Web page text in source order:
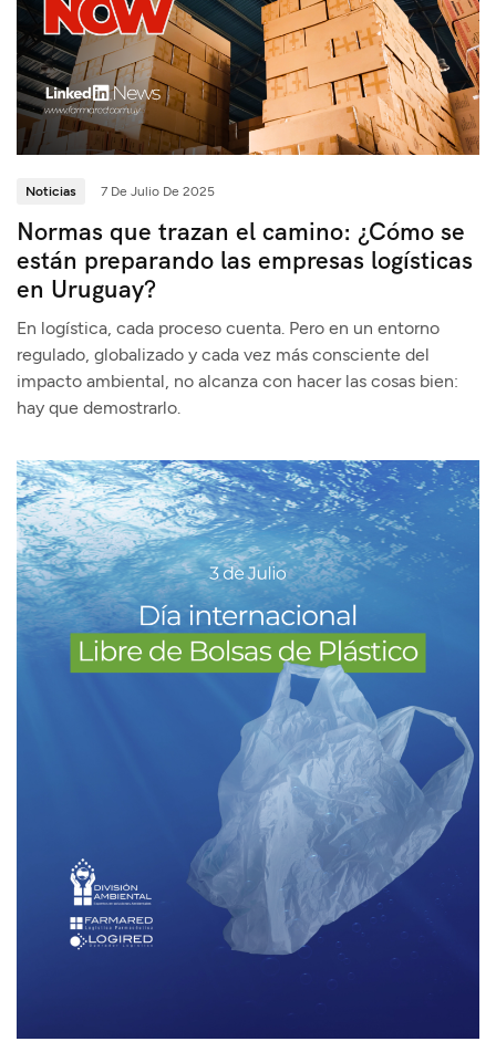
Noticias 7 De Julio De 2025
Normas que trazan el camino: ¿Cómo se
están preparando las empresas logísticas
en Uruguay?
En logística, cada proceso cuenta. Pero en un entorno
regulado, globalizado y cada vez más consciente del
impacto ambiental, no alcanza con hacer las cosas bien:
hay que demostrarlo.